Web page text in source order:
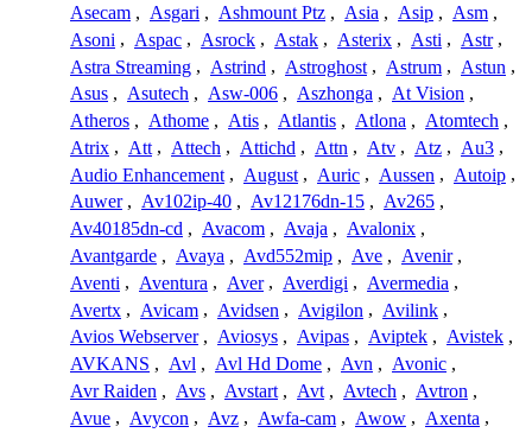
Asecam , Asgari , Ashmount Ptz , Asia , Asip , Asm ,
Asoni , Aspac , Asrock , Astak , Asterix , Asti , Astr ,
Astra Streaming , Astrind , Astroghost , Astrum , Astun ,
Asus , Asutech , Asw-006 , Aszhonga , At Vision ,
Atheros , Athome , Atis , Atlantis , Atlona , Atomtech ,
Atrix , Att , Attech , Attichd , Attn , Atv , Atz , Au3 ,
Audio Enhancement , August , Auric , Aussen , Autoip ,
Auwer , Av102ip-40 , Av12176dn-15 , Av265 ,
Av40185dn-cd , Avacom , Avaja , Avalonix ,
Avantgarde , Avaya , Avd552mip , Ave , Avenir ,
Aventi , Aventura , Aver , Averdigi , Avermedia ,
Avertx , Avicam , Avidsen , Avigilon , Avilink ,
Avios Webserver , Aviosys , Avipas , Aviptek , Avistek ,
AVKANS , Avl , Avl Hd Dome , Avn , Avonic ,
Avr Raiden , Avs , Avstart , Avt , Avtech , Avtron ,
Avue , Avycon , Avz , Awfa-cam , Awow , Axenta ,